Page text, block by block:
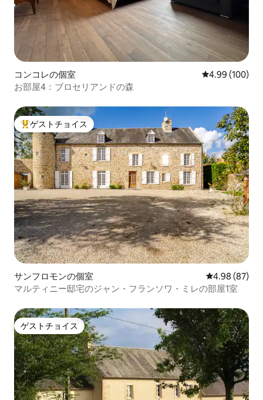
コンコレの個室 レビュー100
4.99 (100)
お部屋4：ブロセリアンドの森
大好評のゲストチョイスです。
ゲストチョイス
サンフロモンの個室 レビュー87
4.98 (87)
マルティニー邸宅のジャン・フランソワ・ミレの部屋1室
ゲストチョイス
ゲストチョイス